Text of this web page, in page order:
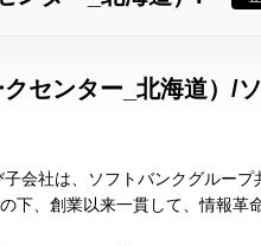
センター_北海道）/
会社は、ソフトバンクグループ
下、創業以来一貫して、情報革